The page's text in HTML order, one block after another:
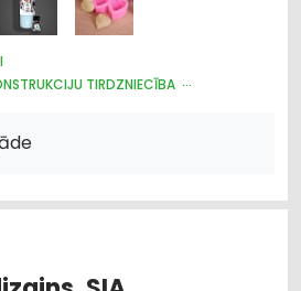
TIRDZNIECĪBA
DARBI